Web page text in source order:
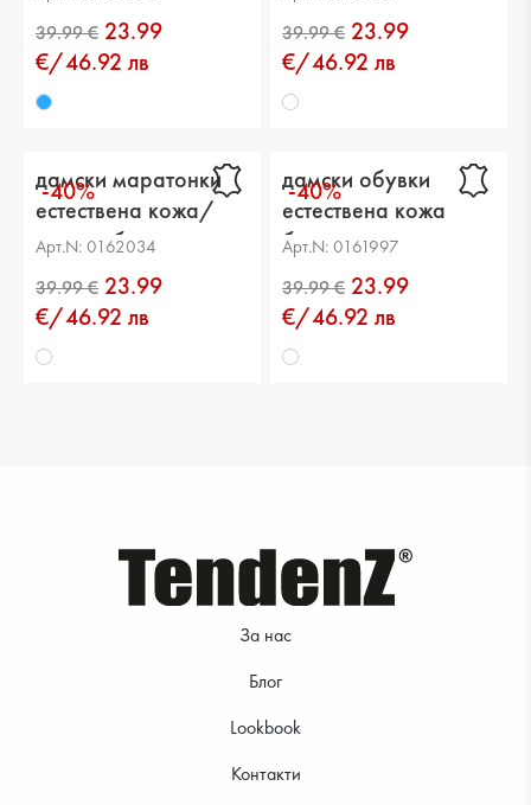
39.99 € 39.99 €
23.99
€/46.92 лв
23.99
€/46.92 лв
-40%
дамски маратонки
естествена кожа/
текстил бели
Арт.N: 0162034
23.99
€/46.92 лв
-40%
дамски обувки
естествена кожа
бели
Арт.N: 0161997
23.99
€/46.92 лв
За нас
Блог
Lookbook
Контакти